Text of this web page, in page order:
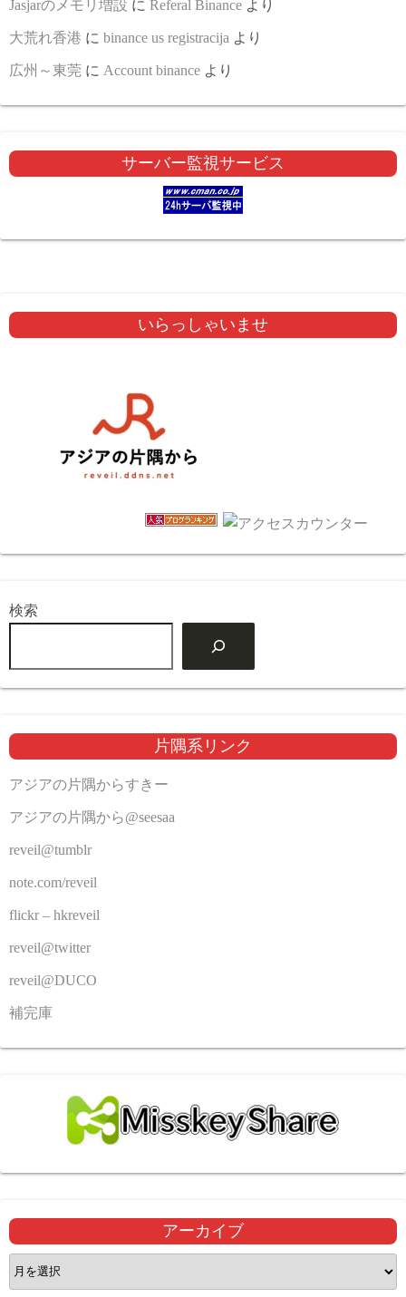
Jasjarのメモリ増設 に Referal Binance より
大荒れ香港 に binance us registracija より
広州～東莞 に Account binance より
サーバー監視サービス
いらっしゃいませ
検索
片隅系リンク
アジアの片隅からすきー
アジアの片隅から@seesaa
reveil@tumblr
note.com/reveil
flickr – hkreveil
reveil@twitter
reveil@DUCO
補完庫
アーカイブ
ア
ー